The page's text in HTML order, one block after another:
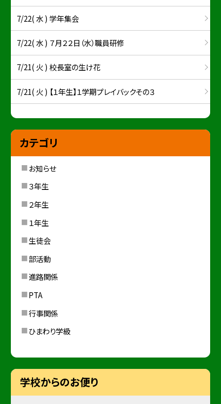
7/22( 水 ) 学年集会
7/22( 水 ) ７月２２日（水）職員研修
7/21( 火 ) 校長室の生け花
7/21( 火 ) 【１年生】１学期プレイバックその３
カテゴリ
お知らせ
３年生
２年生
１年生
生徒会
部活動
進路関係
PTA
行事関係
ひまわり学級
学校からのお便り